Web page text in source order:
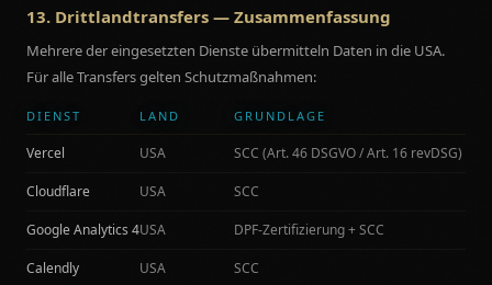
13. Drittlandtransfers — Zusammenfassung
Mehrere der eingesetzten Dienste übermitteln Daten in die USA.
Für alle Transfers gelten Schutzmaßnahmen:
DIENST LAND GRUNDLAGE
Vercel USA SCC (Art. 46 DSGVO / Art. 16 revDSG)
Cloudflare USA SCC
Google Analytics 4USA DPF-Zertifizierung + SCC
Calendly USA SCC